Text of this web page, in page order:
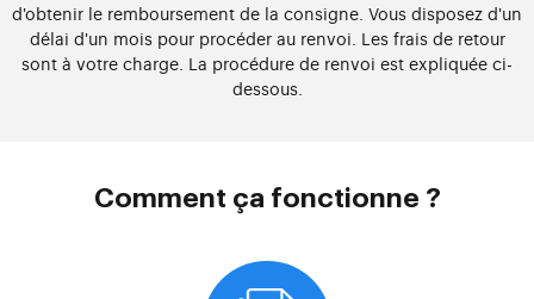
d'obtenir le remboursement de la consigne. Vous disposez d'un
délai d'un mois pour procéder au renvoi. Les frais de retour
sont à votre charge. La procédure de renvoi est expliquée ci-
dessous.
Comment ça fonctionne ?